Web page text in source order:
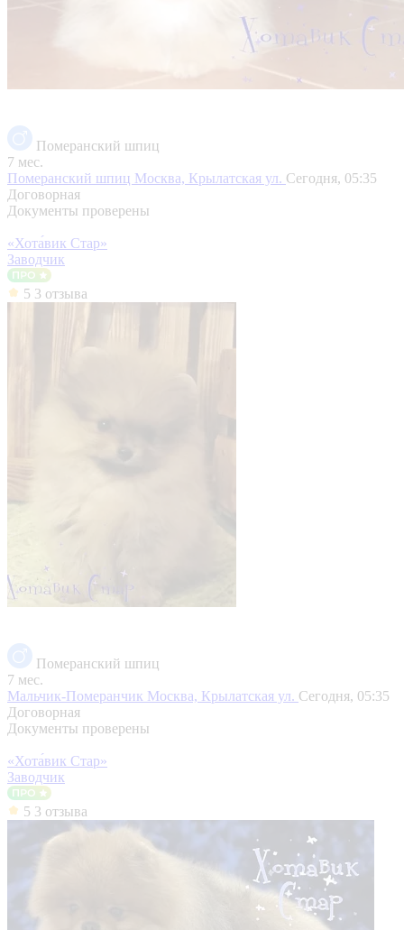
Померанский шпиц
7 мес.
Померанский шпиц Москва, Крылатская ул. Сегодня, 05:35
Договорная
Документы проверены
«Хота́вик Стар»
Заводчик
5 3 отзыва
Померанский шпиц
7 мес.
Мальчик-Померанчик Москва, Крылатская ул. Сегодня, 05:35
Договорная
Документы проверены
«Хота́вик Стар»
Заводчик
5 3 отзыва